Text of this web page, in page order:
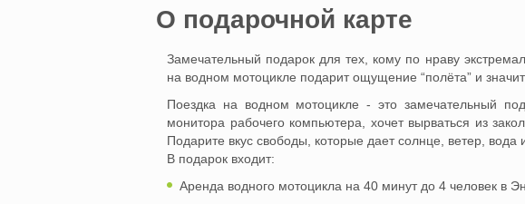
O подарочной картe
Замечательный подарок для тех, кому по нраву
на водном мотоцикле подарит ощущение “полёта” и
Поездка на водном мотоцикле - это замечательный
монитора рабочего компьютера, хочет вырваться из
Подарите вкус свободы, которые дает солнце, ветер, вода и
В подарок входит:
Аренда водного мотоцикла на 40 минут до 4 человек в